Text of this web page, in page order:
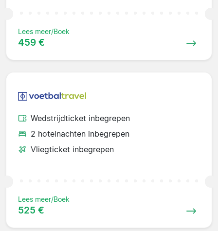
Lees meer/Boek
459 €
Wedstrijdticket inbegrepen
2 hotelnachten inbegrepen
Vliegticket inbegrepen
Lees meer/Boek
525 €